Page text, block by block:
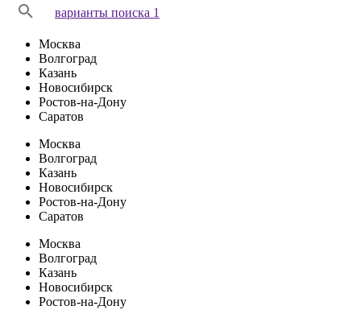
варианты поиска 1
Москва
Волгоград
Казань
Новосибирск
Ростов-на-Дону
Саратов
Москва
Волгоград
Казань
Новосибирск
Ростов-на-Дону
Саратов
Москва
Волгоград
Казань
Новосибирск
Ростов-на-Дону